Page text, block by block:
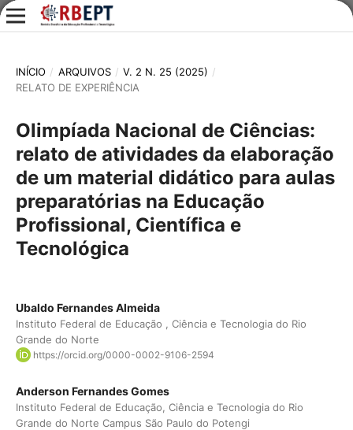
INÍCIO / ARQUIVOS / V. 2 N. 25 (2025) /
RELATO DE EXPERIÊNCIA
Olimpíada Nacional de Ciências:
relato de atividades da elaboração
de um material didático para aulas
preparatórias na Educação
Profissional, Científica e
Tecnológica
Ubaldo Fernandes Almeida
Instituto Federal de Educação , Ciência e Tecnologia do Rio
Grande do Norte
https://orcid.org/0000-0002-9106-2594
Anderson Fernandes Gomes
Instituto Federal de Educação, Ciência e Tecnologia do Rio
Grande do Norte Campus São Paulo do Potengi